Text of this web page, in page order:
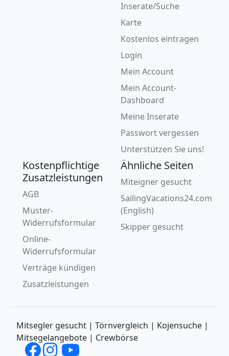
Inserate/Suche
Karte
Kostenlos eintragen
Login
Mein Account
Mein Account-
Dashboard
Meine Inserate
Passwort vergessen
Unterstützen Sie uns!
Kostenpflichtige
Zusatzleistungen
AGB
Muster-
Widerrufsformular
Online-
Widerrufsformular
Verträge kündigen
Zusatzleistungen
Ähnliche Seiten
Miteigner gesucht
SailingVacations24.com
(English)
Skipper gesucht
Mitsegler gesucht | Törnvergleich | Kojensuche |
Mitsegelangebote | Crewbörse